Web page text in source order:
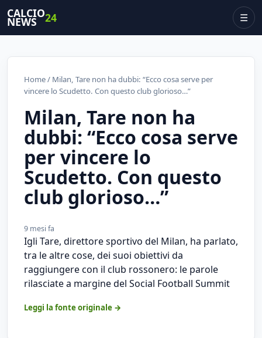
CALCIO
NEWS 24 ☰
Home/ Milan, Tare non ha dubbi: “Ecco cosa serve per
vincere lo Scudetto. Con questo club glorioso…”
Milan, Tare non ha
dubbi: “Ecco cosa serve
per vincere lo
Scudetto. Con questo
club glorioso…”
9 mesi fa
Igli Tare, direttore sportivo del Milan, ha parlato,
tra le altre cose, dei suoi obiettivi da
raggiungere con il club rossonero: le parole
rilasciate a margine del Social Football Summit
Leggi la fonte originale →